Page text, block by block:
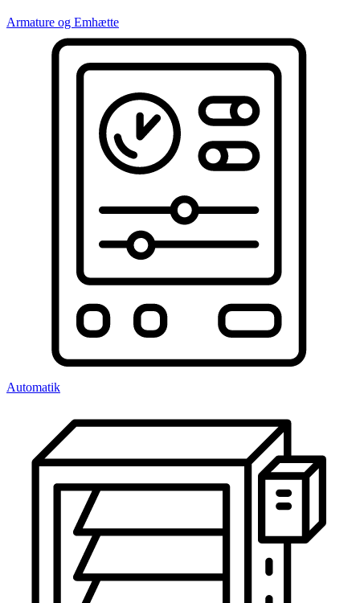
Armature og Emhætte
Automatik